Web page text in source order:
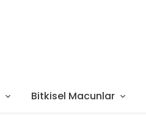
Bitkisel Macunlar